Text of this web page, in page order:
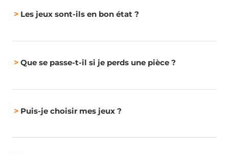
> Les jeux sont-ils en bon état ?
> Que se passe-t-il si je perds une pièce ?
> Puis-je choisir mes jeux ?